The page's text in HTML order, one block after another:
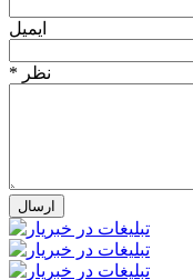
ایمیل
* نظر